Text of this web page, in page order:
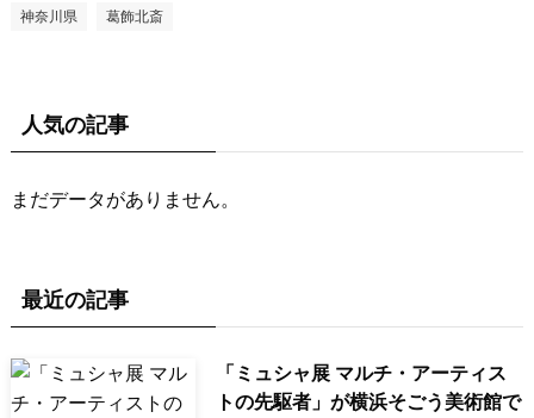
神奈川県 葛飾北斎
人気の記事
まだデータがありません。
最近の記事
「ミュシャ展 マルチ・アーティス
トの先駆者」が横浜そごう美術館で